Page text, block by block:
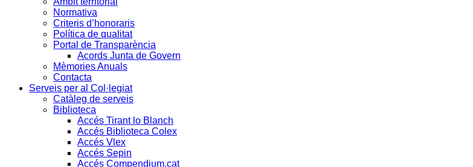
Normativa
Criteris d’honoraris
Política de qualitat
Portal de Transparència
Acords Junta de Govern
Mèmories Anuals
Contacta
Serveis per al Col·legiat
Catàleg de serveis
Biblioteca
Accés Tirant lo Blanch
Accés Biblioteca Colex
Accés Vlex
Accés Sepin
Accés Compendium.cat